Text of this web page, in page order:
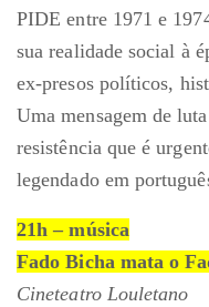
PIDE entre 1971 e
sua realidade social à
ex-presos políticos,
Uma mensagem de
resistência que é
legendado em
21h – música
Fado Bicha mata o
Cineteatro Louletano